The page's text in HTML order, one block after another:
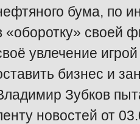
бума, по
«оборотку» своей
увлечение
бизнес и
Зубков
новостей от